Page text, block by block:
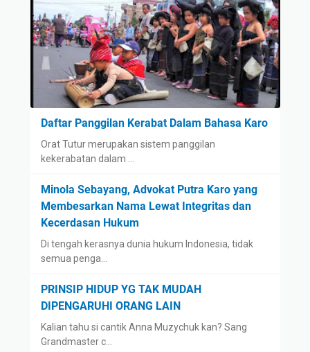
Daftar Panggilan Kerabat Dalam Bahasa Karo
Orat Tutur merupakan sistem panggilan
kekerabatan dalam …
Minola Sebayang, Advokat Putra Karo yang
Membesarkan Nama Lewat Integritas dan
Kecerdasan Hukum
Di tengah kerasnya dunia hukum Indonesia, tidak
semua penga…
PRINSIP HIDUP YG TAK MUDAH
DIPENGARUHI ORANG LAIN
Kalian tahu si cantik Anna Muzychuk kan? Sang
Grandmaster c…